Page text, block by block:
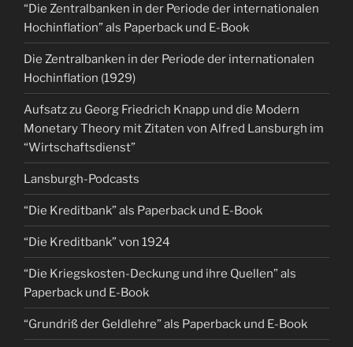
“Die Zentralbanken in der Periode der internationalen
Hochinflation” als Paperback und E-Book
Die Zentralbanken in der Periode der internationalen
Hochinflation (1929)
Aufsatz zu Georg Friedrich Knapp und die Modern
Monetary Theory mit Zitaten von Alfred Lansburgh im
“Wirtschaftsdienst”
Lansburgh-Podcasts
“Die Kreditbank” als Paperback und E-Book
“Die Kreditbank” von 1924
“Die Kriegskosten-Deckung und ihre Quellen” als
Paperback und E-Book
“Grundriß der Geldlehre” als Paperback und E-Book